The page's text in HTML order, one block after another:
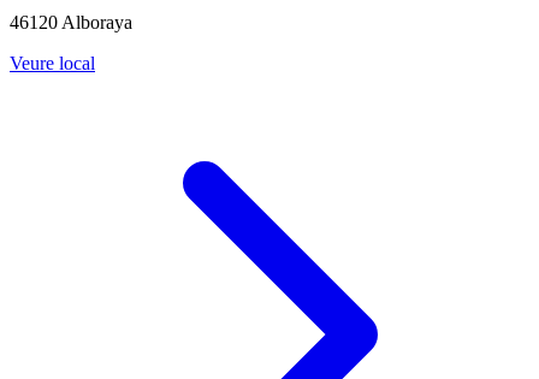
46120 Alboraya
Veure local